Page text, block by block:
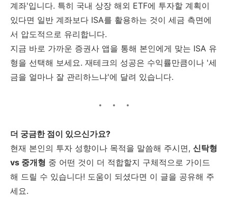
계좌'입니다. 특히 국내 상장 해외 ETF에 투자할 계획이
있다면 일반 계좌보다 ISA를 활용하는 것이 세금 측면에
서 압도적으로 유리합니다.
지금 바로 가까운 증권사 앱을 통해 본인에게 맞는 ISA 유
형을 선택해 보세요. 재테크의 성공은 수익률만큼이나 '세
금을 얼마나 잘 관리하느냐'에 달려 있습니다.
더 궁금한 점이 있으신가요?
현재 본인의 투자 성향이나 목적을 말씀해 주시면, 신탁형
vs 중개형 중 어떤 것이 더 적합할지 구체적으로 가이드
해 드릴 수 있습니다! 도움이 되셨다면 이 글을 공유해 주
세요.